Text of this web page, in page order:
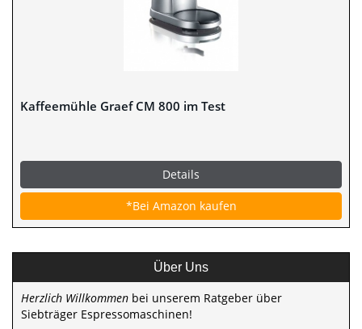
Kaffeemühle Graef CM 800 im Test
Details
*Bei Amazon kaufen
Über Uns
Herzlich Willkommen bei unserem Ratgeber über
Siebträger Espressomaschinen!